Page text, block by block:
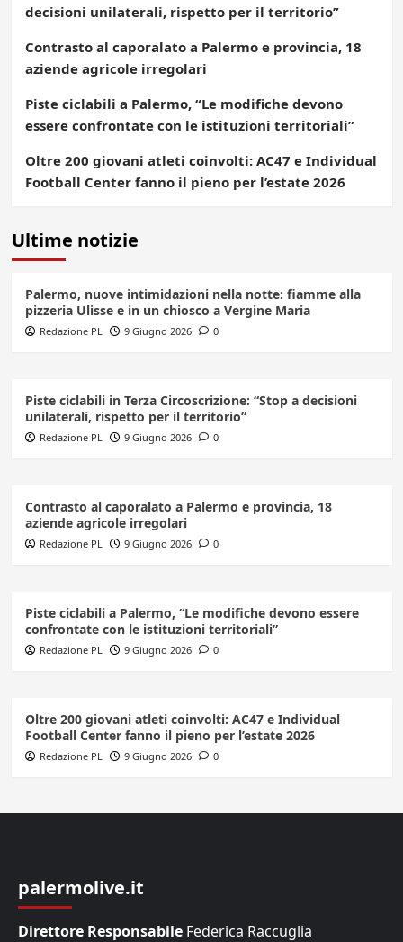
decisioni unilaterali, rispetto per il territorio”
Contrasto al caporalato a Palermo e provincia, 18
aziende agricole irregolari
Piste ciclabili a Palermo, “Le modifiche devono
essere confrontate con le istituzioni territoriali”
Oltre 200 giovani atleti coinvolti: AC47 e Individual
Football Center fanno il pieno per l’estate 2026
Ultime notizie
Palermo, nuove intimidazioni nella notte: fiamme alla
pizzeria Ulisse e in un chiosco a Vergine Maria
Redazione PL 9 Giugno 2026 0
Piste ciclabili in Terza Circoscrizione: “Stop a decisioni
unilaterali, rispetto per il territorio”
Redazione PL 9 Giugno 2026 0
Contrasto al caporalato a Palermo e provincia, 18
aziende agricole irregolari
Redazione PL 9 Giugno 2026 0
Piste ciclabili a Palermo, “Le modifiche devono essere
confrontate con le istituzioni territoriali”
Redazione PL 9 Giugno 2026 0
Oltre 200 giovani atleti coinvolti: AC47 e Individual
Football Center fanno il pieno per l’estate 2026
Redazione PL 9 Giugno 2026 0
palermolive.it
Direttore Responsabile Federica Raccuglia